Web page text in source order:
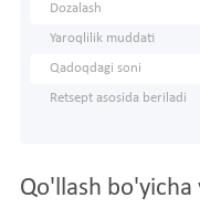
Dozalash
Yaroqlilik muddati
Qadoqdagi soni
Retsept asosida beriladi
Qo'llash